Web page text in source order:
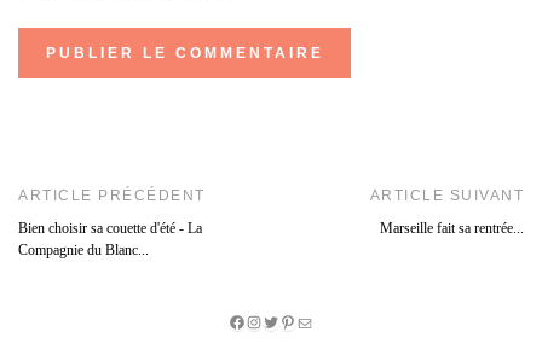
ARTICLE PRÉCÉDENT
Bien choisir sa couette d'été - La
Compagnie du Blanc...
ARTICLE SUIVANT
Marseille fait sa rentrée...
Facebook
Instagram
Twitter
Pinterest
E-